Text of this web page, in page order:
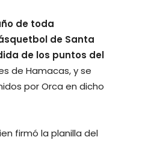
de toda
de Santa
de los puntos del
de Hamacas, y se
por Orca en dicho
firmó la planilla del